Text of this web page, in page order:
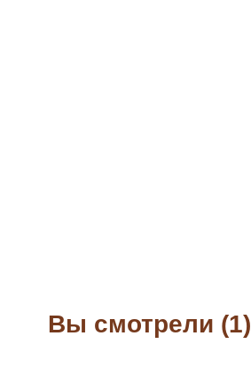
Вы смотрели (1)